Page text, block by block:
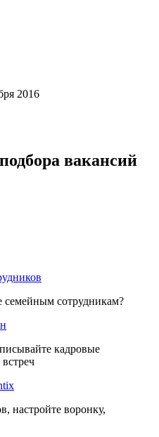
2016
вакансий
семейным сотрудникам?
кадровые
настройте воронку,